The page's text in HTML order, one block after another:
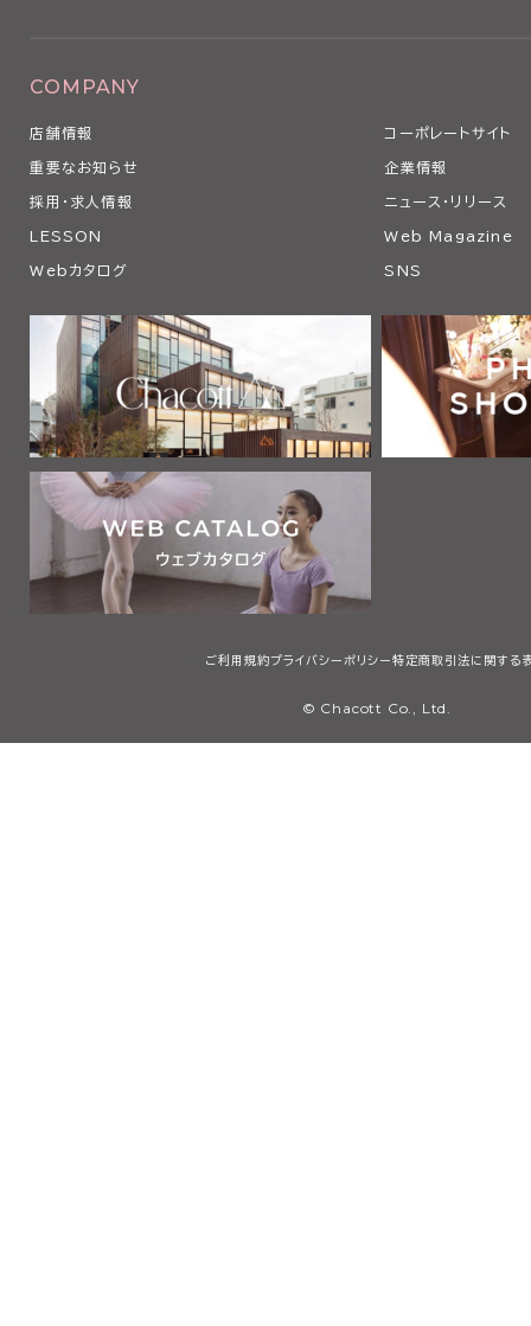
COMPANY
店舗情報 コーポレートサイト
重要なお知らせ 企業情報
採用・求人情報 ニュース・リリース
LESSON Web Magazine
Webカタログ SNS
ご利用規約プライバシーポリシー 特定商取引法に関する
© Chacott Co., Ltd.